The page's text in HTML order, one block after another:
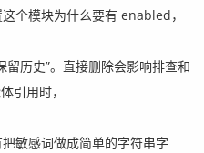
个模块为什么要有 enabled，
历史”。直接删除会影响排查和
引用时，
敏感词做成简单的字符串字